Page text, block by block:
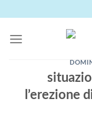
content
l’erezione